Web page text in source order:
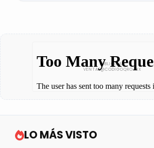
LO MÁS VISTO